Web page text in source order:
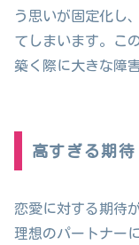
う思いが固定化し
てしまいます。こ
築く際に大きな障
高すぎる期待
恋愛に対する期待
理想のパートナー